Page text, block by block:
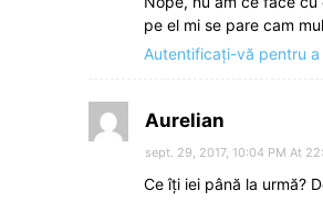
pe el mi se pare cam
Autentificați-vă pentru a
Aurelian
sept. 29, 2017, 10:04 PM At
Ce îți iei până la urmă?